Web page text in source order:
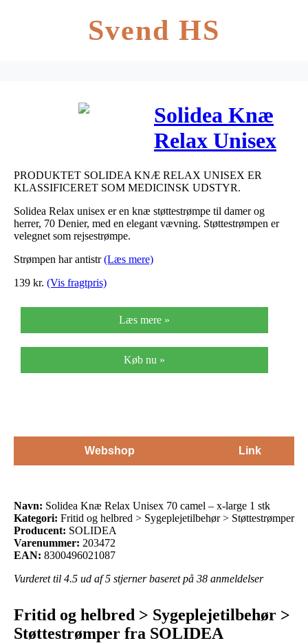
Svend HS
Solidea Knæ
Relax Unisex
70 camel – x-
large 1 stk
PRODUKTET SOLIDEA KNÆ RELAX UNISEX ER
KLASSIFICERET SOM MEDICINSK UDSTYR.
Solidea Relax unisex er en knæ støttestrømpe til damer og
herrer, 70 Denier, med en elegant vævning. Støttestrømpen er
velegnet som rejsestrømpe.
Strømpen har antistr(Læs mere)
139 kr. (Vis fragtpris)
Læs mere »
Køb nu »
Webshop Link
Navn: Solidea Knæ Relax Unisex 70 camel – x-large 1 stk
Kategori: Fritid og helbred > Sygeplejetilbehør > Støttestrømper
Producent: SOLIDEA
Varenummer: 203472
EAN: 8300496021087
Vurderet til 4.5 ud af 5 stjerner baseret på 38 anmeldelser
Fritid og helbred > Sygeplejetilbehør >
Støttestrømper fra SOLIDEA